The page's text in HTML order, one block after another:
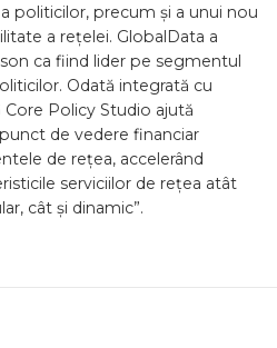
politicilor, precum și a unui nou
a rețelei. GlobalData a
ca fiind lider pe segmentul
Odată integrată cu
Policy Studio ajută
de vedere financiar
de rețea, accelerând
serviciilor de rețea atât
cât și dinamic”.